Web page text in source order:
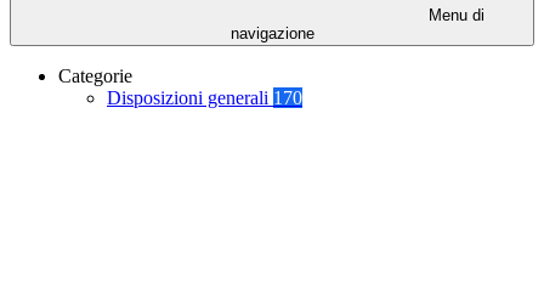
Menu di
navigazione
Categorie
Disposizioni generali 170